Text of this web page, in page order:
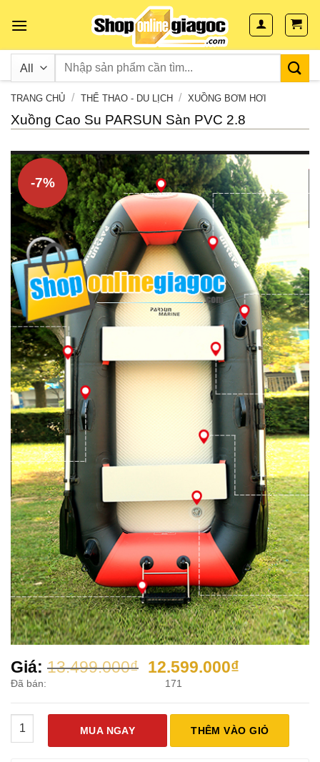
TRANG CHỦ / THỂ THAO - DU LỊCH / XUỒNG BƠM HƠI
Xuồng Cao Su PARSUN Sàn PVC 2.8
-7%
Giá: 13.499.000₫ Giá
gốc
là:
13.499.000₫.
12.599.000₫Giá
tại
là:
Đã bán: 171
Xuồng Cao Su PARSUN Sàn PVC 2.8 số lượng
MUA NGAY
THÊM VÀO GIỎ